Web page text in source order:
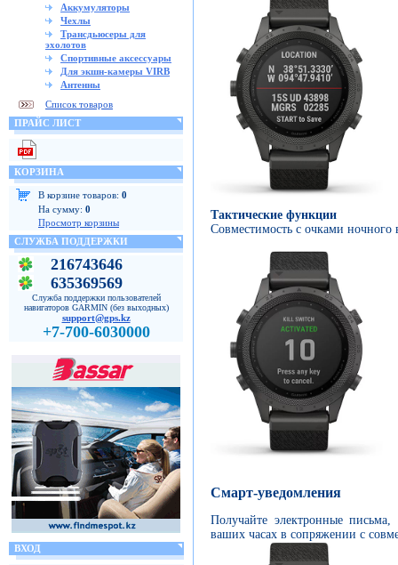
Аккумуляторы
Чехлы
Трансдьюсеры для
эхолотов
Спортивные аксессуары
Для экшн-камеры VIRB
Антенны
Список товаров
ПРАЙС ЛИСТ
КОРЗИНА
В корзине товаров: 0
На сумму: 0
Просмотр корзины
СЛУЖБА ПОДДЕРЖКИ
216743646
635369569
Служба поддержки пользователей
навигаторов GARMIN (без выходных)
support@gps.kz
+7-700-6030000
ВХОД
Тактические функции
Совместимость с очками
Смарт-уведомления
Получайте электронные
ваших часах в сопряжении с